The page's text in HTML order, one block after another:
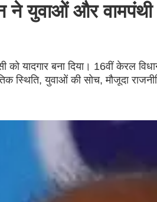
युवाओं और वामपंथी
यादगार बना दिया। 16वीं केरल
स्थिति, युवाओं की सोच, मौजूदा